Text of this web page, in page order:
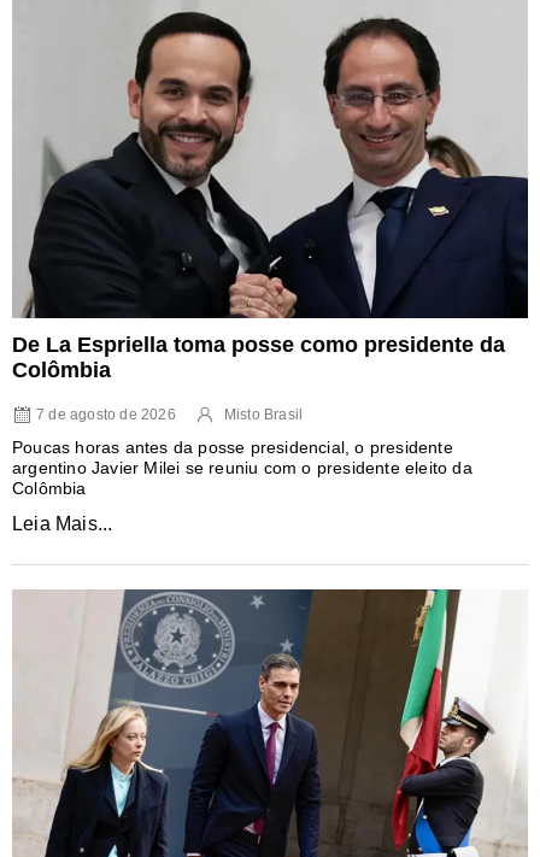
De La Espriella toma posse como presidente da
Colômbia
7 de agosto de 2026 Misto Brasil
Poucas horas antes da posse presidencial, o presidente
argentino Javier Milei se reuniu com o presidente eleito da
Colômbia
Leia Mais...